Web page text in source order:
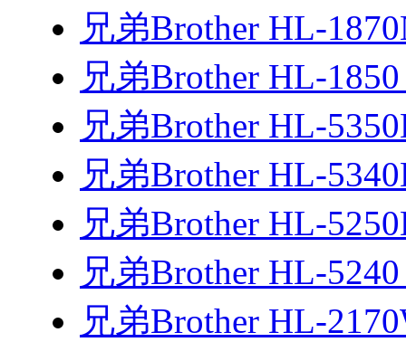
兄弟Brother HL-
兄弟Brother HL-
兄弟Brother HL-
兄弟Brother HL-
兄弟Brother HL-
兄弟Brother HL-
兄弟Brother HL-